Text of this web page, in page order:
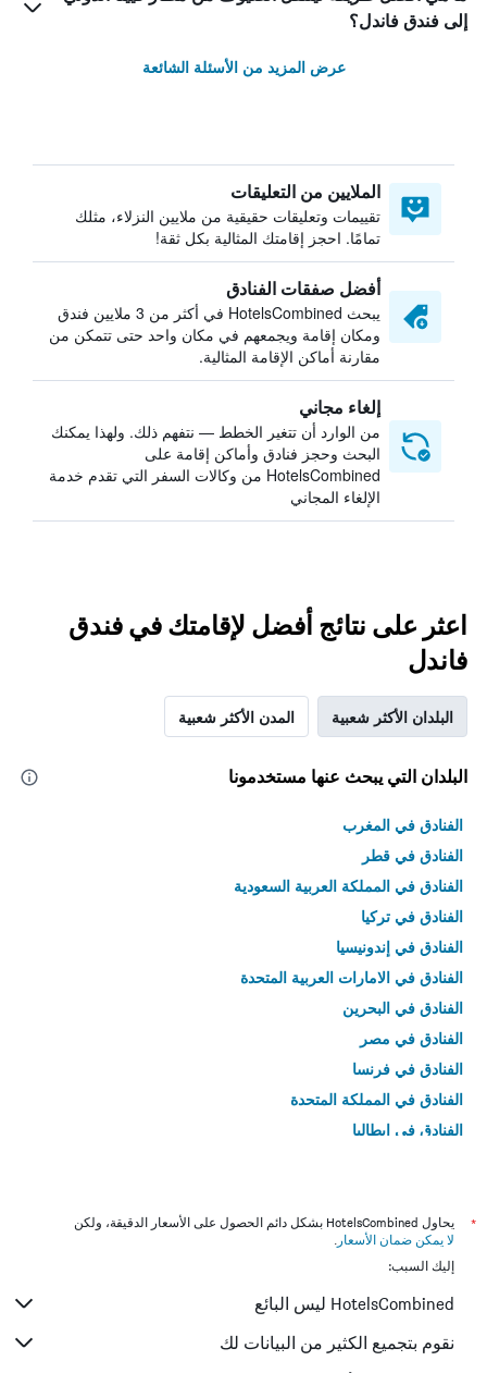
إلى فندق فاندل؟
عرض المزيد من الأسئلة الشائعة
الملايين من التعليقات
تقييمات وتعليقات حقيقية من ملايين النزلاء، مثلك
تمامًا. احجز إقامتك المثالية بكل ثقة!
أفضل صفقات الفنادق
يبحث HotelsCombined في أكثر من 3 ملايين فندق
ومكان إقامة ويجمعهم في مكان واحد حتى تتمكن من
مقارنة أماكن الإقامة المثالية.
إلغاء مجاني
من الوارد أن تتغير الخطط — نتفهم ذلك. ولهذا يمكنك
البحث وحجز فنادق وأماكن إقامة على
HotelsCombined من وكالات السفر التي تقدم خدمة
الإلغاء المجاني
اعثر على نتائج أفضل لإقامتك في فندق
فاندل
البلدان الأكثر شعبية المدن الأكثر شعبية
البلدان التي يبحث عنها مستخدمونا
الفنادق في المغرب
الفنادق في قطر
الفنادق في المملكة العربية السعودية
الفنادق في تركيا
الفنادق في إندونيسيا
الفنادق في الامارات العربية المتحدة
الفنادق في البحرين
الفنادق في مصر
الفنادق في فرنسا
الفنادق في المملكة المتحدة
الفنادق في إيطاليا
*
يحاول HotelsCombined بشكل دائم الحصول على الأسعار الدقيقة، ولكن
لا يمكن ضمان الأسعار .
إليك السبب:
HotelsCombined ليس البائع
نقوم بتجميع الكثير من البيانات لك